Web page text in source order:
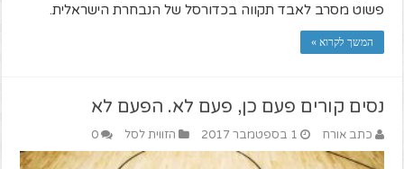
פשוט מסרב לאבד תקווה בכדורסל של הנבחרת הישראלית.
המשך לקרוא »
נסים קורים פעם כן, פעם לא. הפעם לא
כתב אורח 1 בספטמבר 2017 הזווית לסל 0